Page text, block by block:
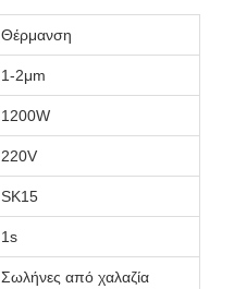
Θέρμανση
1-2μm
1200W
220V
SK15
1s
Σωλήνες από χαλαζία